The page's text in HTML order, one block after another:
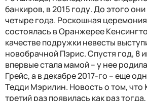
банкиров, в 2015 году. До этого
четыре года. Роскошная
состоялась в Оранжерее
качестве подружки невесты
новобрачной Пэрис. Спустя год, 8
впервые стала мамой – у нее
Грейс, а в декабре 2017-го – еще
Тедди Мэрилин. Новость о том, что
третий раз появилась как раз